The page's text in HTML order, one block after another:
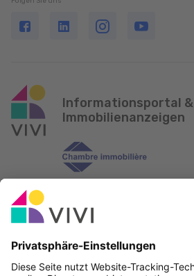
Informationsportal &
Immobilienanzeigen